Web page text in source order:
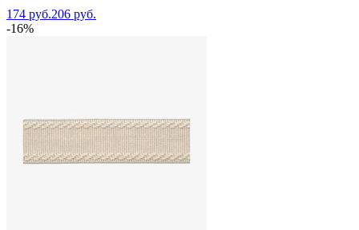
174 руб.206 руб.
-16%